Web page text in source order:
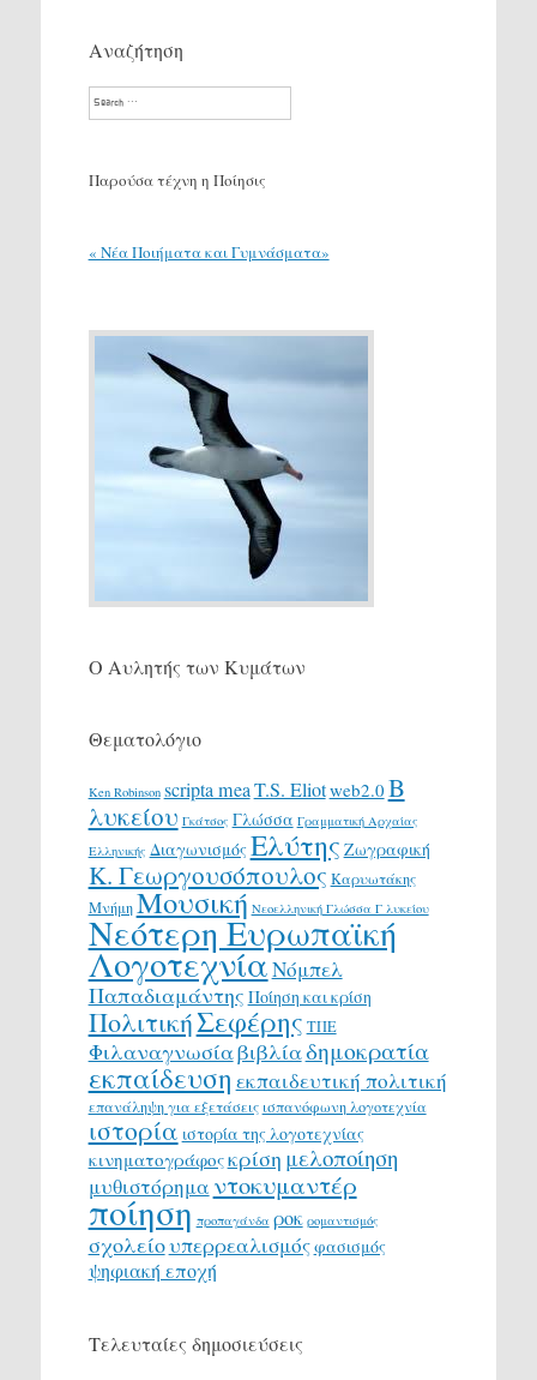
Αναζήτηση
Search
Παρούσα τέχνη η Ποίησις
« Νέα Ποιήματα και Γυμνάσματα»
Ο Αυλητής των Κυμάτων
Θεματολόγιο
Ken Robinson scripta meaT.S. Eliotweb2.0 Β
λυκείου Γκάτσος Γλώσσα Γραμματική Αρχαίας
Ελληνικής ΔιαγωνισμόςΕλύτης Ζωγραφική
Κ. Γεωργουσόπουλος Καρυωτάκης
ΜνήμηΜουσική Νεοελληνική Γλώσσα Γ λυκείου
Νεότερη Ευρωπαϊκή
ΛογοτεχνίαΝόμπελ
Παπαδιαμάντης Ποίηση και κρίση
ΠολιτικήΣεφέρης ΤΠΕ
Φιλαναγνωσίαβιβλίαδημοκρατία
εκπαίδευση εκπαιδευτική πολιτική
επανάληψη για εξετάσεις ισπανόφωνη λογοτεχνία
ιστορία ιστορία της λογοτεχνίας
κινηματογράφοςκρίση μελοποίηση
μυθιστόρημα ντοκυμαντέρ
ποίηση προπαγάνδα ροκ ρομαντισμός
σχολείουπερρεαλισμόςφασισμός
ψηφιακή εποχή
Τελευταίες δημοσιεύσεις